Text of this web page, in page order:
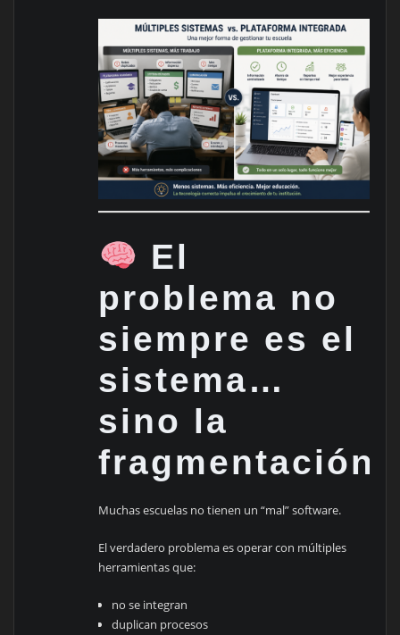
El
problema no
siempre es el
sistema…
sino la
fragmentación
Muchas escuelas no tienen un “mal” software.
El verdadero problema es operar con múltiples
herramientas que:
no se integran
duplican procesos